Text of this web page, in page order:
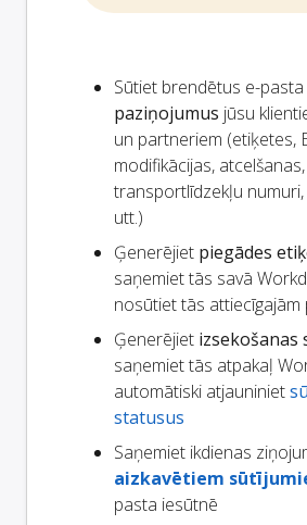
Sūtiet brendētus e-pasta
paziņojumus jūsu
un partneriem (etiķetes,
modifikācijas, atcelšanas,
transportlīdzekļu
utt.)
Ģenerējiet piegādes
saņemiet tās savā
nosūtiet tās attiecīgajām
Ģenerējiet izsekošanas
saņemiet tās atpakaļ
automātiski atjauniniet
statusus
Saņemiet ikdienas
aizkavētiem
pasta iesūtnē